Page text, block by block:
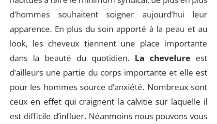
d’hommes souhaitent soigner aujourd’hui leur
apparence. En plus du soin apporté à la peau et au
look, les cheveux tiennent une place importante
dans la beauté du quotidien. La chevelure est
d’ailleurs une partie du corps importante et elle est
pour les hommes source d’anxiété. Nombreux sont
ceux en effet qui craignent la calvitie sur laquelle il
est difficile d’influer. Néanmoins nous pouvons vous